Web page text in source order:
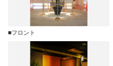
■フロント